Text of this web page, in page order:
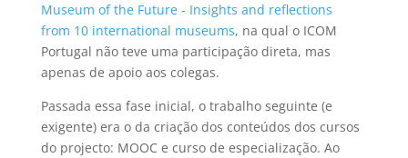
Museum of the Future - Insights and reflections
from 10 international museums, na qual o ICOM
Portugal não teve uma participação direta, mas
apenas de apoio aos colegas.
Passada essa fase inicial, o trabalho seguinte (e
exigente) era o da criação dos conteúdos dos cursos
do projecto: MOOC e curso de especialização. Ao